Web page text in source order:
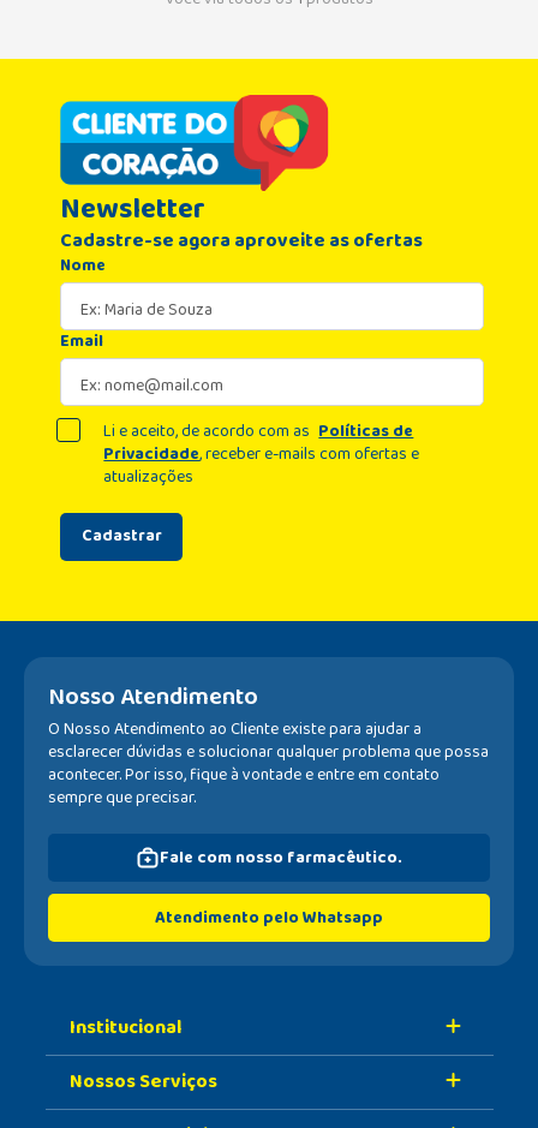
Newsletter
Cadastre-se agora aproveite as ofertas
Nome
Email
Cadastrar
Li e aceito, de acordo com as Políticas de
Privacidade, receber e-mails com ofertas e
atualizações
Nosso Atendimento
O Nosso Atendimento ao Cliente existe para ajudar a
esclarecer dúvidas e solucionar qualquer problema que possa
acontecer. Por isso, fique à vontade e entre em contato
sempre que precisar.
Fale com nosso farmacêutico.
Atendimento pelo Whatsapp
Institucional
Sobre A Nossa Drogaria
Nossos Serviços